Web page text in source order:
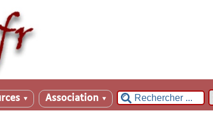
▼ Association ▼